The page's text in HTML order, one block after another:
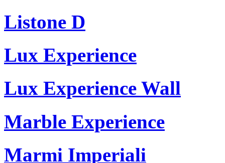
Listone D
Lux Experience
Lux Experience Wall
Marble Experience
Marmi Imperiali